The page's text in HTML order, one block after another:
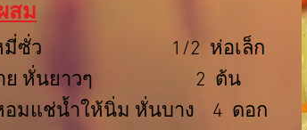
สม
หมี่ซั่ว 1/2 ห่อเล็ก
าย หั่นยาวๆ 2 ต้น
อมแช่น้ำให้นิ่ม หั่นบาง 4 ดอก